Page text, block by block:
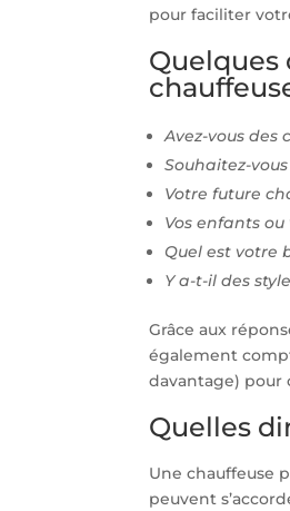
pour faciliter
Quelques
Avez-vous des
Souhaitez-
Votre future
Vos enfants
Quel est votre
Y a-t-il des
Grâce aux
également
davantage)
Quelles
Une chauffeuse
peuvent